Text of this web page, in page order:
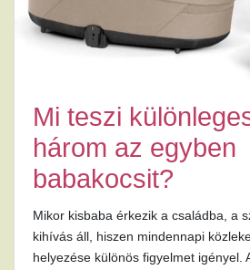
Mi teszi
három az egyben
babakocsit?
Mikor kisbaba érkezik a családba, a
kihívás áll, hiszen mindennapi
helyezése különös figyelmet igényel.